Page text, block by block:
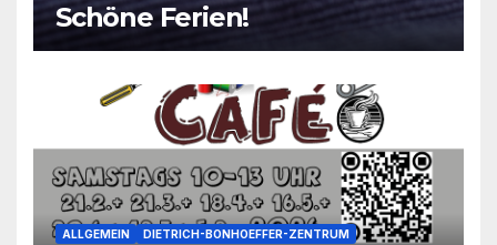
Schöne Ferien!
ALLGEMEIN DIETRICH-BONHOEFFER-ZENTRUM